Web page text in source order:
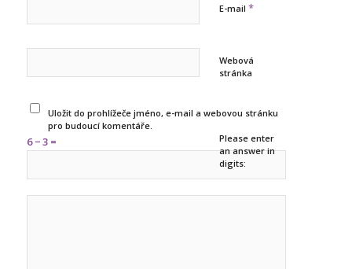
E-mail *
Webová
stránka
Uložit do prohlížeče jméno, e-mail a webovou stránku
pro budoucí komentáře.
Please enter
an answer in
digits:
6 − 3 =